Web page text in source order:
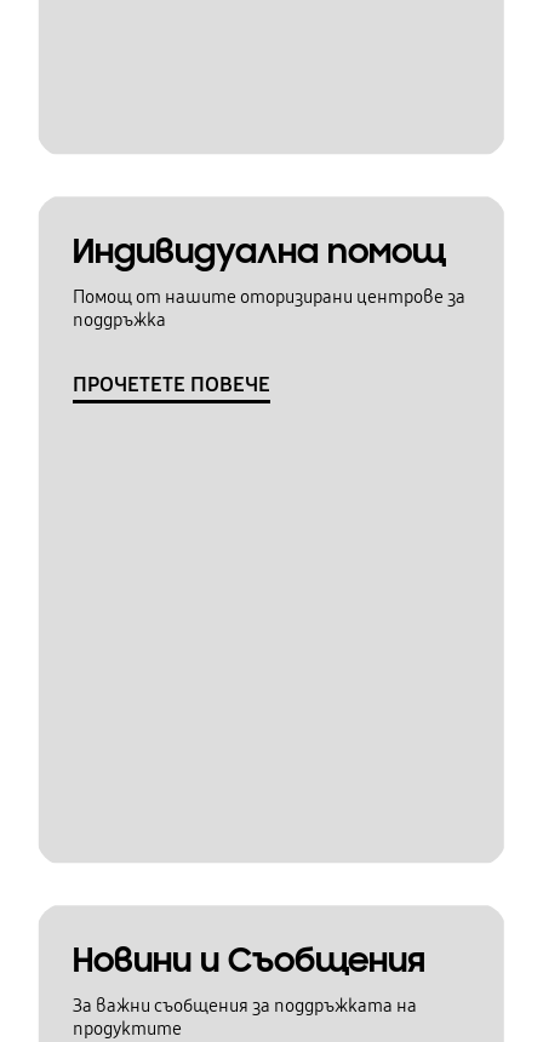
Индивидуална помощ
Помощ от нашите оторизирани центрове за
поддръжка
ПРОЧЕТЕТЕ ПОВЕЧЕ
Новини и Съобщения
За важни съобщения за поддръжката на
продуктите